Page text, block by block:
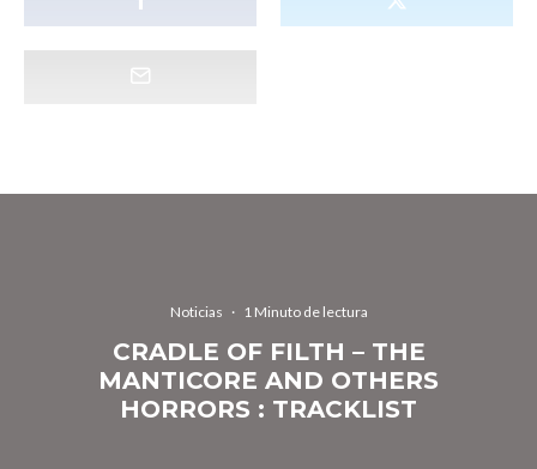
Noticias · 1 Minuto de lectura
CRADLE OF FILTH – THE
MANTICORE AND OTHERS
HORRORS : TRACKLIST